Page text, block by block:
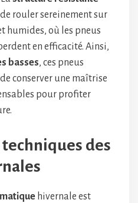
rouler sereinement sur
humides, où les pneus
en efficacité. Ainsi,
basses, ces pneus
conserver une maîtrise
pour profiter
techniques des
hivernale est